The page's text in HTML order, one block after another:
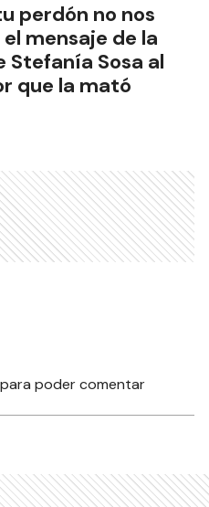
perdón no nos
mensaje de la
Stefanía Sosa al
que la mató
para poder comentar